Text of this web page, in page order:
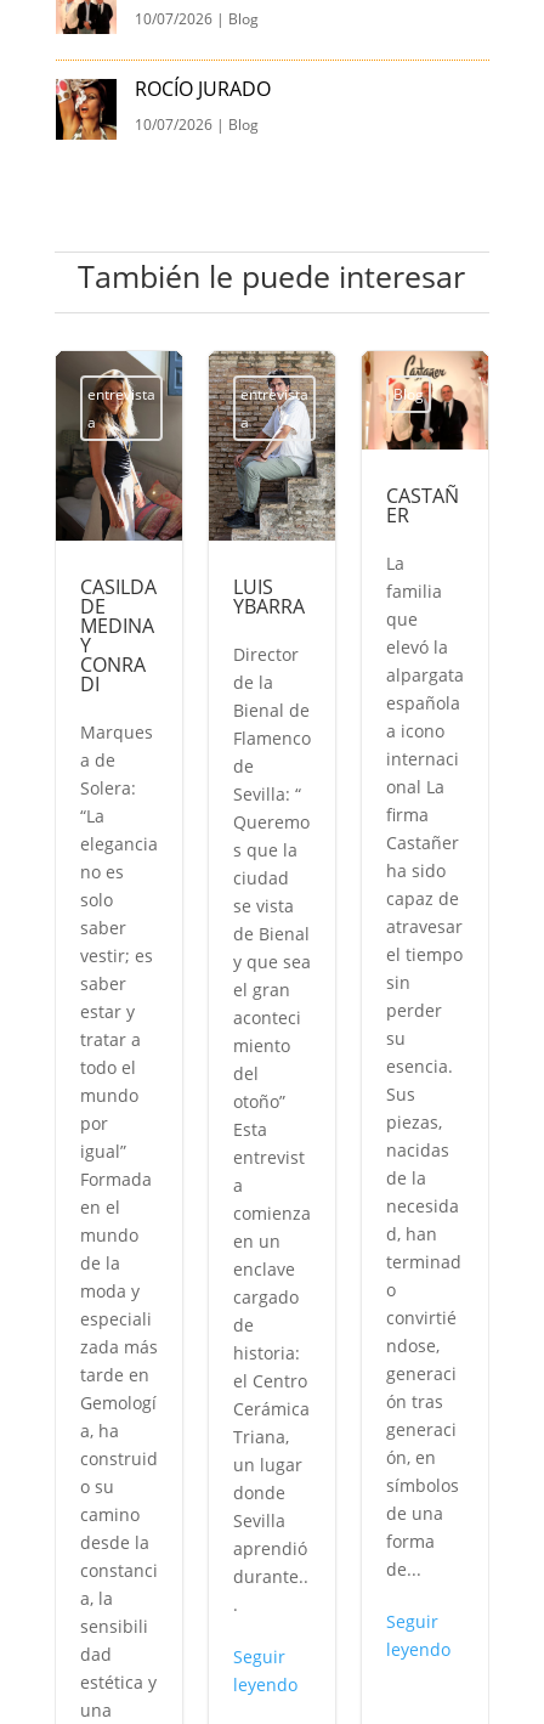
10/07/2026| Blog
ROCÍO JURADO
10/07/2026| Blog
También le puede interesar
entrevista
a
CASILDA
DE
MEDINA
Y
CONRA
DI
Marques
a de
Solera:
“La
elegancia
no es
solo
saber
vestir; es
saber
estar y
tratar a
todo el
mundo
por
igual”
Formada
en el
mundo
de la
moda y
especiali
zada más
tarde en
Gemologí
a, ha
construid
o su
camino
desde la
constanci
a, la
sensibili
dad
estética y
una
entrevista
a
LUIS
YBARRA
Director
de la
Bienal de
Flamenco
de
Sevilla: “
Queremo
s que la
ciudad
se vista
de Bienal
y que sea
el gran
aconteci
miento
del
otoño”
Esta
entrevist
a
comienza
en un
enclave
cargado
de
historia:
el Centro
Cerámica
Triana,
un lugar
donde
Sevilla
aprendió
durante..
.
Seguir
leyendo
Blog
CASTAÑ
ER
La
familia
que
elevó la
alpargata
española
a icono
internaci
onal La
firma
Castañer
ha sido
capaz de
atravesar
el tiempo
sin
perder
su
esencia.
Sus
piezas,
nacidas
de la
necesida
d, han
terminad
o
convirtié
ndose,
generaci
ón tras
generaci
ón, en
símbolos
de una
forma
de...
Seguir
leyendo